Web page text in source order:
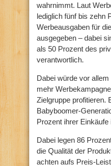
wahrnimmt. Laut
lediglich fünf bis zehn
Werbeausgaben für
ausgegeben – dabei
als 50 Prozent des
verantwortlich.
Dabei würde vor allem
mehr
Zielgruppe profitieren.
Babyboomer-
Prozent ihrer Einkäufe
Dabei legen 86
die Qualität der
achten aufs Preis-